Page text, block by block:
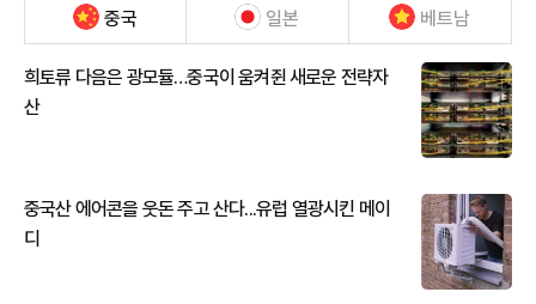
중국 일본 베트남
희토류 다음은 광모듈…중국이 움켜쥔 새로운 전략자
산
중국산 에어콘을 웃돈 주고 산다...유럽 열광시킨 메이
디